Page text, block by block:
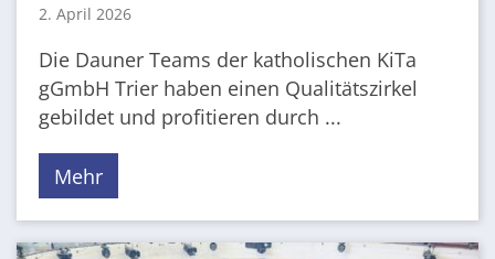
2. April 2026
Die Dauner Teams der katholischen KiTa
gGmbH Trier haben einen Qualitätszirkel
gebildet und profitieren durch ...
Mehr